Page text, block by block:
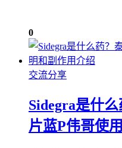
0
交流分享
Sidegra是什
片蓝P伟哥使